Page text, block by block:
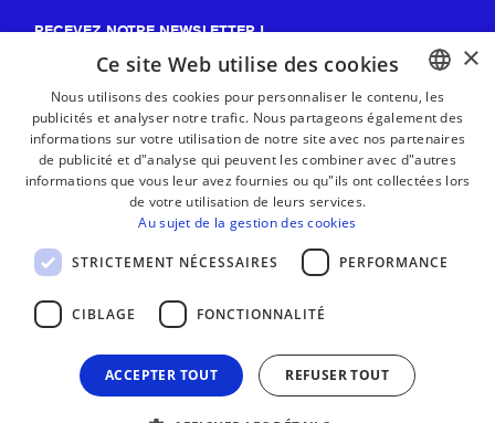
RECEVEZ NOTRE NEWSLETTER !
BASQUE
FRENCH
×
Ce site Web utilise des cookies
Nous utilisons des cookies pour personnaliser le contenu, les
publicités et analyser notre trafic. Nous partageons également des
informations sur votre utilisation de notre site avec nos partenaires
de publicité et d"analyse qui peuvent les combiner avec d"autres
informations que vous leur avez fournies ou qu"ils ont collectées lors
de votre utilisation de leurs services.
Au sujet de la gestion des cookies
STRICTEMENT NÉCESSAIRES PERFORMANCE
CIBLAGE FONCTIONNALITÉ
ACCEPTER TOUT REFUSER TOUT